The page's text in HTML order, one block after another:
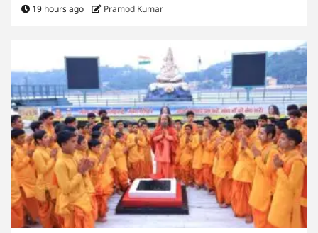
19 hours ago Pramod Kumar